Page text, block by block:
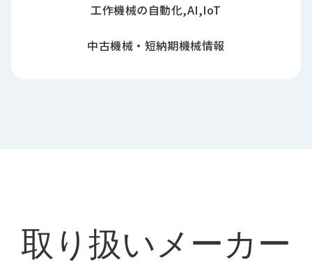
工作機械の自動化,AI,IoT
中古機械・短納期機械情報
取り扱いメーカー